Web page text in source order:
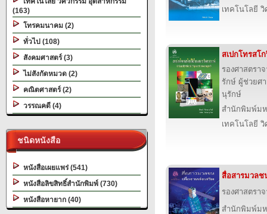
(163)
โทรคมนาคม (2)
ทั่วไป (108)
สังคมศาสตร์ (3)
ไม่สังกัดหมวด (2)
คณิตศาสตร์ (2)
วรรณคดี (4)
ชนิดหนังสือ
หนังสือเผยแพร่ (541)
หนังสือลิขสิทธิ์สำนักพิมพ์ (730)
หนังสือหายาก (40)
เทคโนโลยี
สเปกโทรสโ
รองศาสตรา
รักษ์ ผู้ช่วยศ
นุรักษ์
สำนักพิมพ์มห
เทคโนโลยี
สื่อสารมวลช
รองศาสตรา
สำนักพิมพ์มห